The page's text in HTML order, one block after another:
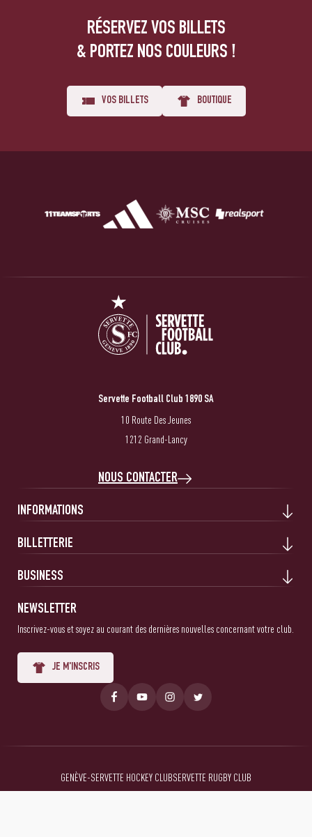
RÉSERVEZ VOS BILLETS
& PORTEZ NOS COULEURS !
VOS BILLETS BOUTIQUE
Servette Football Club 1890 SA
10 Route Des Jeunes
1212 Grand-Lancy
NOUS CONTACTER
INFORMATIONS
BILLETTERIE
BUSINESS
NEWSLETTER
Inscrivez-vous et soyez au courant des dernières nouvelles concernant votre club.
JE M'INSCRIS
GENÈVE-SERVETTE HOCKEY CLUBSERVETTE RUGBY CLUB